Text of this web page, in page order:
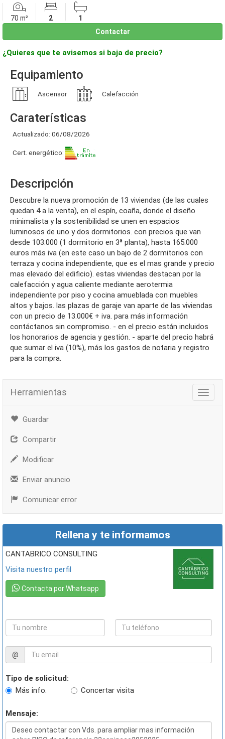
70 m² 2
1
Contactar
¿Quieres que te avisemos si baja de precio?
Equipamiento
Ascensor Calefacción
Caraterísticas
Actualizado: 06/08/2026
Cert. energético:
Descripción
descubre la nueva promoción de 13 viviendas (de las cuales
quedan 4 a la venta), en el espín, coaña, donde el diseño
minimalista y la sostenibilidad se unen en espacios
luminosos de uno y dos dormitorios. con precios que van
desde 103.000 (1 dormitorio en 3ª planta), hasta 165.000
euros más iva (en este caso un bajo de 2 dormitorios con
terraza y cocina independiente, que es el mas grande y precio
mas elevado del edificio). estas viviendas destacan por la
calefacción y agua caliente mediante aerotermia
independiente por piso y cocina amueblada con muebles
altos y bajos. las plazas de garaje van aparte de las viviendas
con un precio de 13.000€ + iva. para más información
contáctanos sin compromiso. - en el precio están incluidos
los honorarios de agencia y gestión. - aparte del precio habrá
que sumar el iva (10%), más los gastos de notaria y registro
para la compra.
Herramientas
Guardar
Compartir
Modificar
Enviar anuncio
Comunicar error
Rellena y te informamos
CANTABRICO CONSULTING
Visita nuestro perfil
Contacta por Whatsapp
@
Tipo de solicitud:
Más info.
Concertar visita
Mensaje: